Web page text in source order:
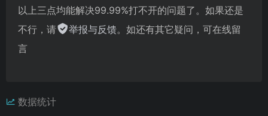
以上三点均能解决99.99%打不开的问题了。如果还是
不行，请
举报与反馈。如还有其它疑问，可在线留
言
数据统计